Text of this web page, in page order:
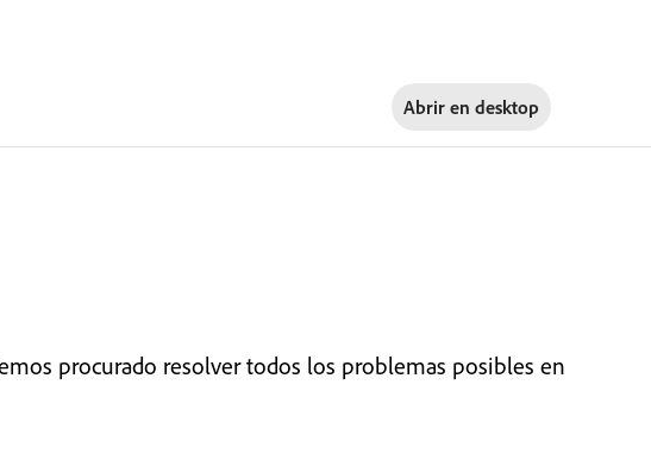
Abrir en desktop
procurado resolver todos los problemas posibles en